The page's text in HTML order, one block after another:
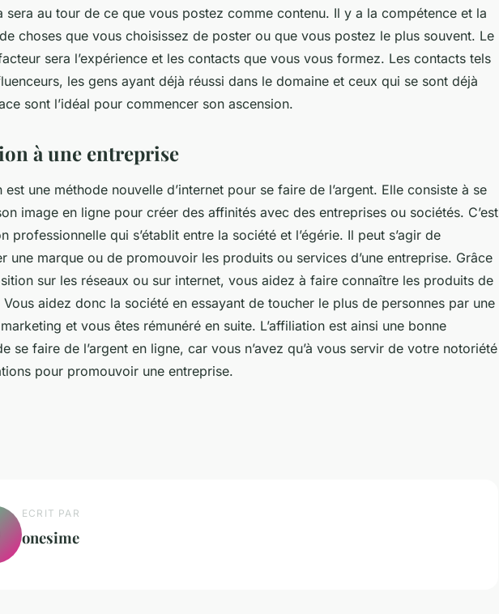
sera au tour de ce que vous postez comme contenu. Il y a la compétence et la
choses que vous choisissez de poster ou que vous postez le plus souvent. Le
sera l’expérience et les contacts que vous vous formez. Les contacts tels
les gens ayant déjà réussi dans le domaine et ceux qui se sont déjà
sont l’idéal pour commencer son ascension.
à une entreprise
est une méthode nouvelle d’internet pour se faire de l’argent. Elle consiste à se
image en ligne pour créer des affinités avec des entreprises ou sociétés. C’est
professionnelle qui s’établit entre la société et l’égérie. Il peut s’agir de
une marque ou de promouvoir les produits ou services d’une entreprise. Grâce
sur les réseaux ou sur internet, vous aidez à faire connaître les produits de
Vous aidez donc la société en essayant de toucher le plus de personnes par une
et vous êtes rémunéré en suite. L’affiliation est ainsi une bonne
se faire de l’argent en ligne, car vous n’avez qu’à vous servir de votre notoriété
pour promouvoir une entreprise.
ECRIT PAR
onesime